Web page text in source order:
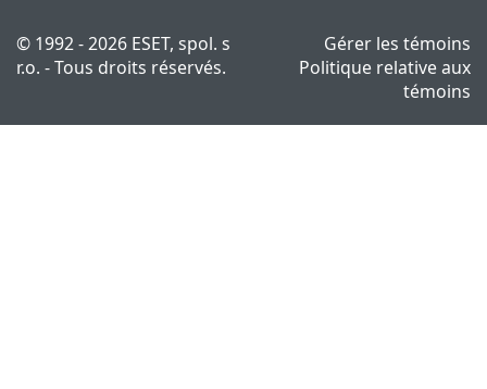
© 1992 - 2026 ESET, spol. s
r.o. - Tous droits réservés.
Gérer les témoins
Politique relative aux
témoins